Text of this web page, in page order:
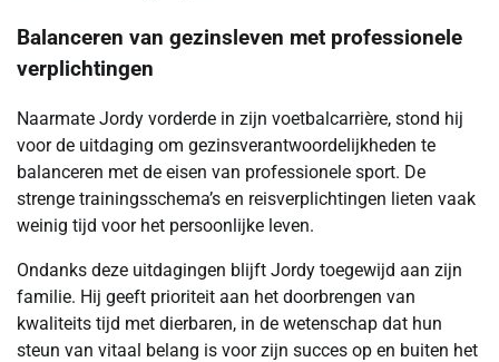
Balanceren van gezinsleven met professionele
verplichtingen
Naarmate Jordy vorderde in zijn voetbalcarrière, stond hij
voor de uitdaging om gezinsverantwoordelijkheden te
balanceren met de eisen van professionele sport. De
strenge trainingsschema’s en reisverplichtingen lieten vaak
weinig tijd voor het persoonlijke leven.
Ondanks deze uitdagingen blijft Jordy toegewijd aan zijn
familie. Hij geeft prioriteit aan het doorbrengen van
kwaliteits tijd met dierbaren, in de wetenschap dat hun
steun van vitaal belang is voor zijn succes op en buiten het